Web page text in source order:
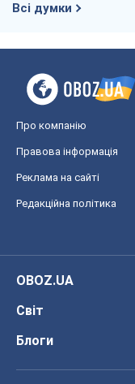
Всі думки
Про компанію
Правова інформація
Реклама на сайті
Редакційна політика
OBOZ.UA
Світ
Блоги